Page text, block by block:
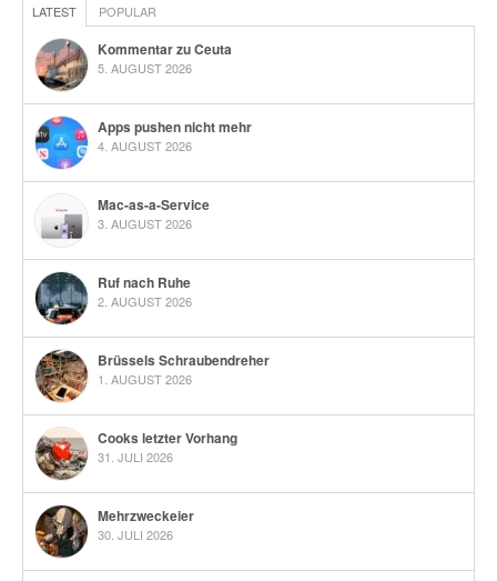
LATEST POPULAR
Kommentar zu Ceuta
5. AUGUST 2026
Apps pushen nicht mehr
4. AUGUST 2026
Mac-as-a-Service
3. AUGUST 2026
Ruf nach Ruhe
2. AUGUST 2026
Brüssels Schraubendreher
1. AUGUST 2026
Cooks letzter Vorhang
31. JULI 2026
Mehrzweckeier
30. JULI 2026